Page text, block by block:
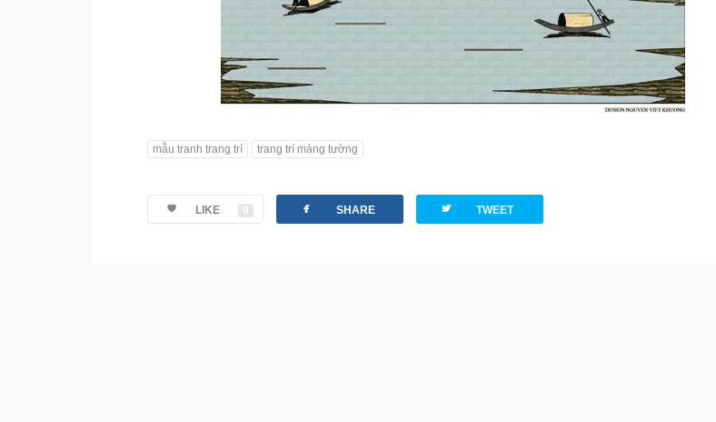
mẫu tranh trang trí trang trí mảng tường
LIKE 0 facebook SHARE twitterbird TWEET